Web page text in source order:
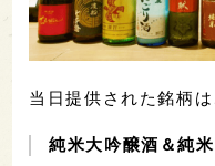
当日提供された銘柄は
純米大吟醸酒＆純